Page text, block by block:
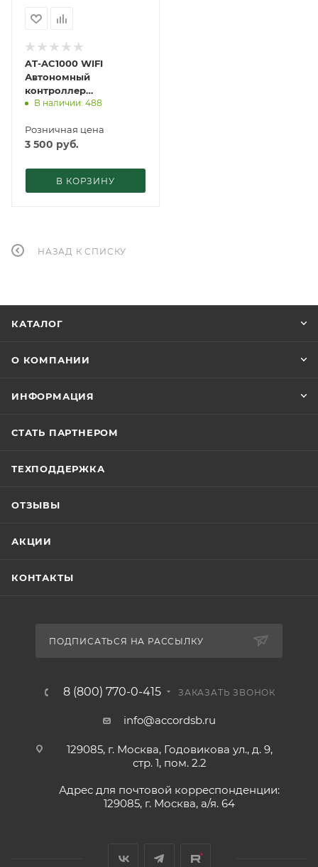
AT-AC1000 WIFI
Автономный
контроллер
ACCORDTEC
В наличии: 488
Розничная цена
3 500 руб.
В КОРЗИНУ
НАЗАД К СПИСКУ
КАТАЛОГ
О КОМПАНИИ
ИНФОРМАЦИЯ
СТАТЬ ПАРТНЕРОМ
ТЕХПОДДЕРЖКА
ОТЗЫВЫ
АКЦИИ
КОНТАКТЫ
ПОДПИСАТЬСЯ НА РАССЫЛКУ
8 (800) 770-0-415 ЗАКАЗАТЬ ЗВОНОК
info@accordsb.ru
129085, г. Москва, Годовикова ул., д. 9,
стр. 1, пом. 2.2
Адрес для почтовой корреспонденции:
129085, г. Москва, а/я. 64